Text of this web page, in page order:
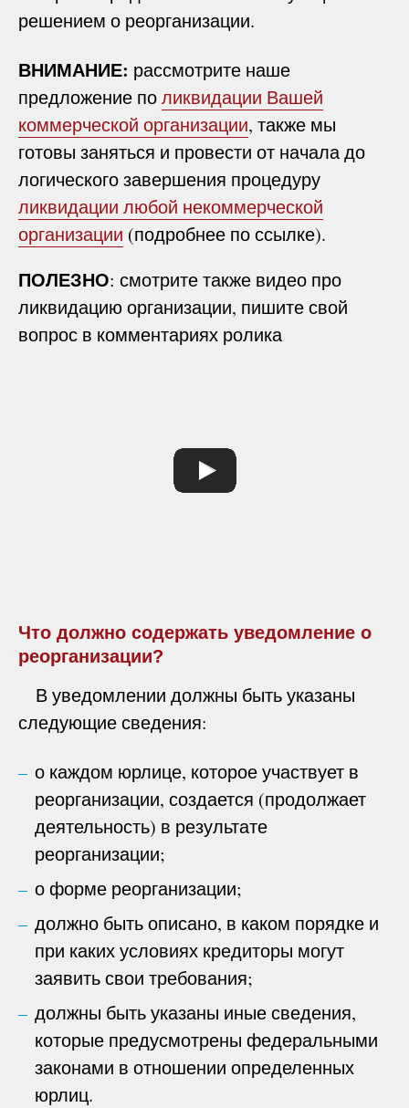
решением о реорганизации.
ВНИМАНИЕ: рассмотрите наше
предложение поликвидации Вашей
коммерческой организации, также мы
готовы заняться и провести от начала до
логического завершения процедуру
ликвидации любой некоммерческой
организации (подробнее по ссылке).
ПОЛЕЗНО: смотрите также видео про
ликвидацию организации, пишите свой
вопрос в комментариях ролика
Что должно содержать уведомление о
реорганизации?
В уведомлении должны быть указаны
следующие сведения:
о каждом юрлице, которое участвует в
реорганизации, создается (продолжает
деятельность) в результате
реорганизации;
о форме реорганизации;
должно быть описано, в каком порядке и
при каких условиях кредиторы могут
заявить свои требования;
должны быть указаны иные сведения,
которые предусмотрены федеральными
законами в отношении определенных
юрлиц.